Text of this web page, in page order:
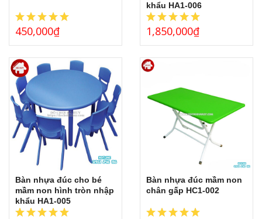
450,000₫
khẩu HA1-006
1,850,000₫
Bàn nhựa đúc cho bé
mầm non hình tròn nhập
khẩu HA1-005
Bàn nhựa đúc mầm non
chân gấp HC1-002